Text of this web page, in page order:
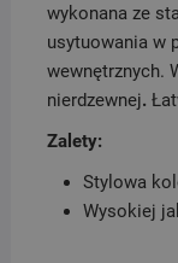
wykonana ze
usytuowania w
wewnętrznych.
nierdzewnej.
Zalety:
Stylowa
Wysokiej